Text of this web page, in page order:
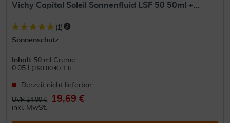
Vichy Capital Soleil Sonnenfluid LSF 50 50ml +...
(1 )
Sonnenschutz
Inhalt 50 ml Creme
0.05 l
(393,80 € / 1 l)
Derzeit nicht lieferbar
UVP 24,00 € 19,69 €
inkl. MwSt.